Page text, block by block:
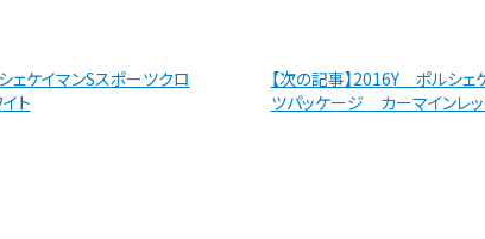
ェケイマンSスポーツクロ
ト
【次の記事】2016Y ポルシェ
ツパッケージ カーマインレッ